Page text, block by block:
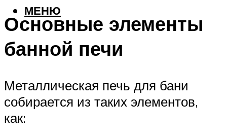
МЕНЮ
Основные элементы
банной печи
Металлическая печь для бани
собирается из таких элементов,
как: